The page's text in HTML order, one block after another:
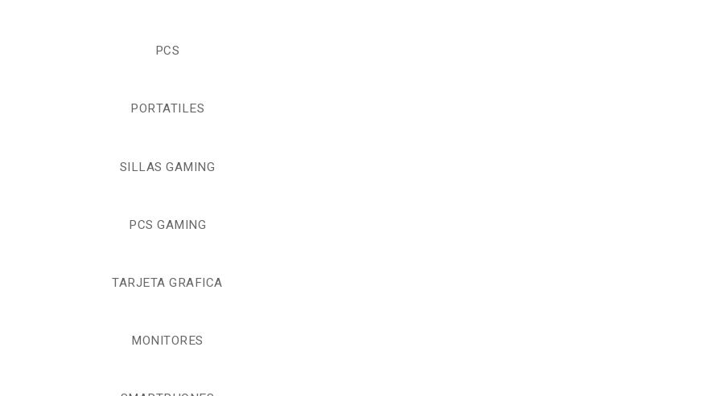
PCS
PORTATILES
SILLAS GAMING
PCS GAMING
TARJETA GRAFICA
MONITORES